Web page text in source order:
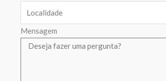
Mensagem